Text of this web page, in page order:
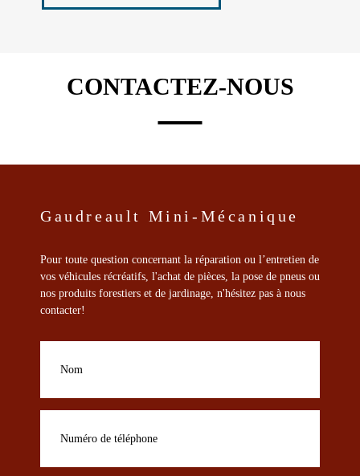
peuvent
page
CONTACTEZ-NOUS
Gaudreault Mini-Mécanique
Pour toute question concernant la réparation ou l’entretien de
vos véhicules récréatifs, l'achat de pièces, la pose de pneus ou
nos produits forestiers et de jardinage, n'hésitez pas à nous
contacter!